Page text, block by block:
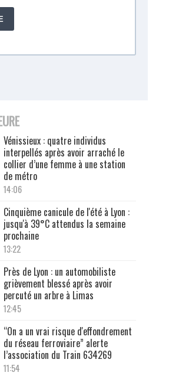
Vénissieux : quatre individus
interpellés après avoir arraché le
collier d’une femme à une station
de métro
14:06
Cinquième canicule de l'été à Lyon :
jusqu'à 39°C attendus la semaine
prochaine
13:22
Près de Lyon : un automobiliste
grièvement blessé après avoir
percuté un arbre à Limas
12:45
“On a un vrai risque d'effondrement
du réseau ferroviaire” alerte
l’association du Train 634269
11:54